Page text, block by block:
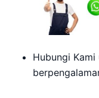
Hubungi